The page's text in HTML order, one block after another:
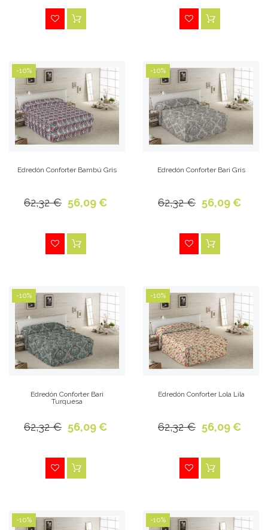
-10%
Edredón Conforter Bambú Gris
62,32 € 56,09 €
-10%
Edredón Conforter Bari Gris
62,32 € 56,09 €
-10%
Edredón Conforter Bari
Turquesa
62,32 € 56,09 €
-10%
Edredón Conforter Lola Lila
62,32 € 56,09 €
-10% -10%